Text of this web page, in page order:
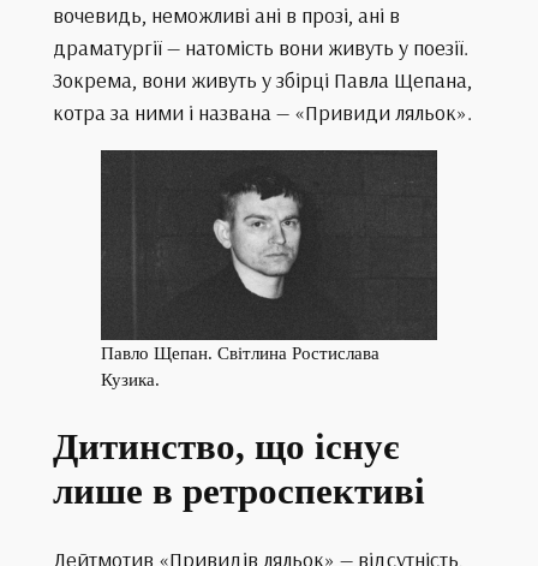
вочевидь, неможливі ані в прозі, ані в
драматургії — натомість вони живуть у поезії.
Зокрема, вони живуть у збірці Павла Щепана,
котра за ними і названа — «Привиди ляльок».
Павло Щепан. Світлина Ростислава
Кузика.
Дитинство, що існує
лише в ретроспективі
Лейтмотив «Привидів ляльок» — відсутність,